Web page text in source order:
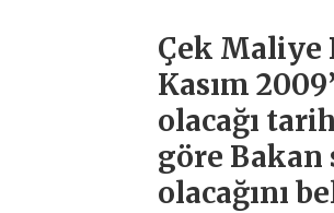
Çek Maliye
Kasım
olacağı
göre Bakan
olacağını